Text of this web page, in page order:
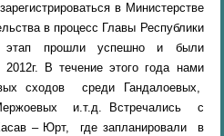
в Министерстве
в процесс Главы Республики
прошли успешно и были
В течение этого года нами
сходов среди Гандалоевых,
и.т.д. Встречались с
– Юрт, где запланировали в